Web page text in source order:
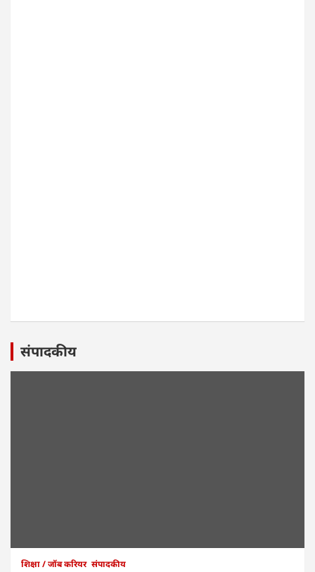
संपादकीय
शिक्षा / जॉब करियर संपादकीय